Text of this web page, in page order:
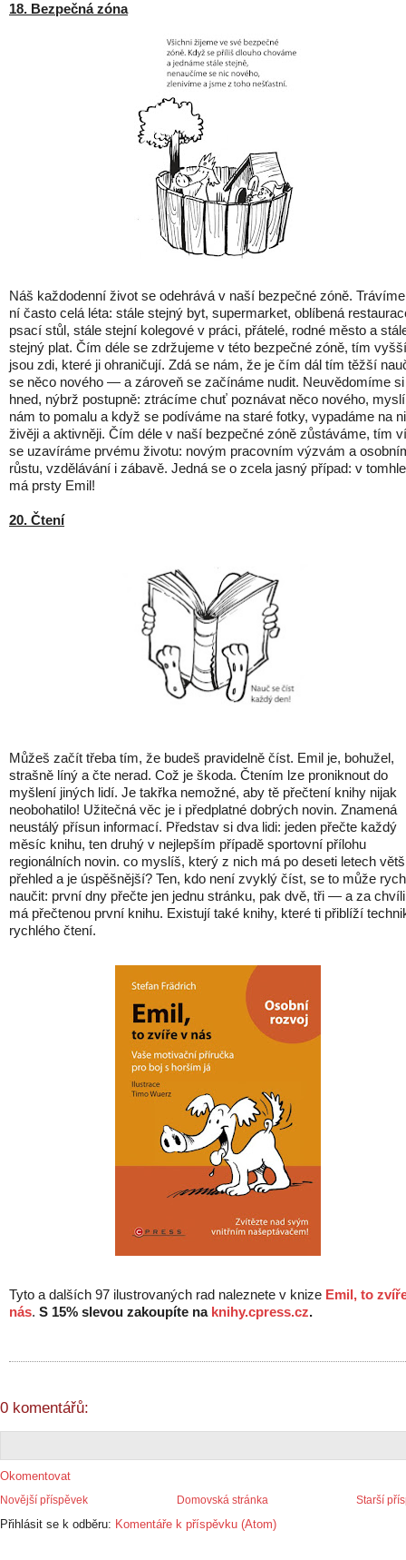
18. Bezpečná zóna
Náš každodenní život se odehrává v naší bezpečné zóně.
ní často celá léta: stále stejný byt, supermarket, oblíbená
psací stůl, stále stejní kolegové v práci, přátelé, rodné město a
stejný plat. Čím déle se zdržujeme v této bezpečné zóně, tím vyšší
jsou zdi, které ji ohraničují. Zdá se nám, že je čím dál tím těžší
se něco nového — a zároveň se začínáme nudit. Neuvědomíme
hned, nýbrž postupně: ztrácíme chuť poznávat něco nového, myslí
nám to pomalu a když se podíváme na staré fotky, vypadáme na
živěji a aktivněji. Čím déle v naší bezpečné zóně zůstáváme, tím
se uzavíráme prvému životu: novým pracovním výzvám a
růstu, vzdělávání i zábavě. Jedná se o zcela jasný případ: v tomhle
má prsty Emil!
20. Čtení
Můžeš začít třeba tím, že budeš pravidelně číst. Emil je, bohužel,
strašně líný a čte nerad. Což je škoda. Čtením lze proniknout do
myšlení jiných lidí. Je takřka nemožné, aby tě přečtení knihy nijak
neobohatilo! Užitečná věc je i předplatné dobrých novin. Znamená
neustálý přísun informací. Představ si dva lidi: jeden přečte každý
měsíc knihu, ten druhý v nejlepším případě sportovní přílohu
regionálních novin. co myslíš, který z nich má po deseti letech
přehled a je úspěšnější? Ten, kdo není zvyklý číst, se to může
naučit: první dny přečte jen jednu stránku, pak dvě, tři — a za chvíli
má přečtenou první knihu. Existují také knihy, které ti přiblíží
rychlého čtení.
Tyto a dalších 97 ilustrovaných rad naleznete v knize Emil, to
nás. S 15% slevou zakoupíte na knihy.cpress.cz.
0 komentářů:
Okomentovat
Novější příspěvek Starší
Domovská stránka
Přihlásit se k odběru: Komentáře k příspěvku (Atom)